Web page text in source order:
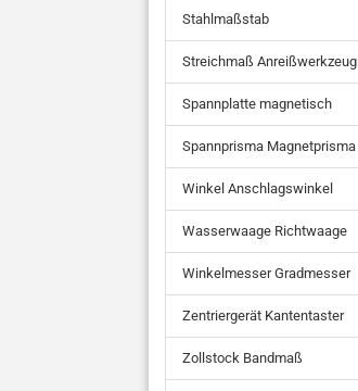
Stahlmaßstab
Streichmaß Anreißwerkzeug
Spannplatte magnetisch
Spannprisma Magnetprisma
Winkel Anschlagswinkel
Wasserwaage Richtwaage
Winkelmesser Gradmesser
Zentriergerät Kantentaster
Zollstock Bandmaß